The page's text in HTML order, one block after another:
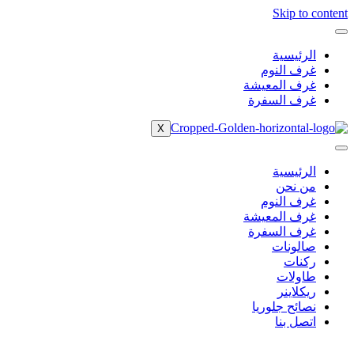
Skip to content
الرئيسية
غرف النوم
غرف المعيشة
غرف السفرة
X
الرئيسية
من نحن
غرف النوم
غرف المعيشة
غرف السفرة
صالونات
ركنات
طاولات
ريكلاينر
نصائح جلوريا
اتصل بنا